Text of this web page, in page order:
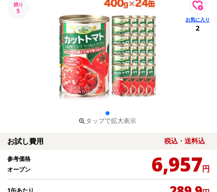
残り
5
タップで拡大表示
2
お試し費用 税込・送料込
参考価格
オープン
6,957円
1缶あたり